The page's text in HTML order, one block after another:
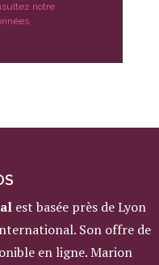
notre
est basée près de Lyon
Son offre de
en ligne. Marion